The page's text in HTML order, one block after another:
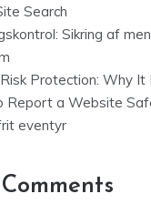
Search
Sikring af
Protection: Why It
Report a Website
eventyr